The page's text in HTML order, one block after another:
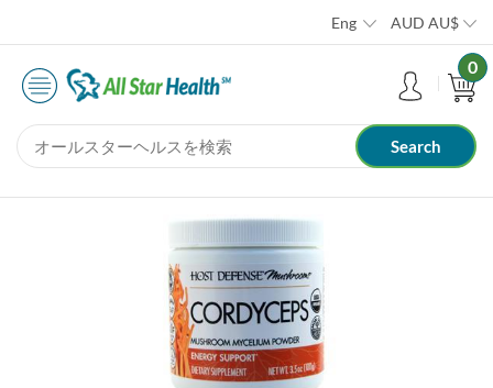
Eng AUD AU$
0